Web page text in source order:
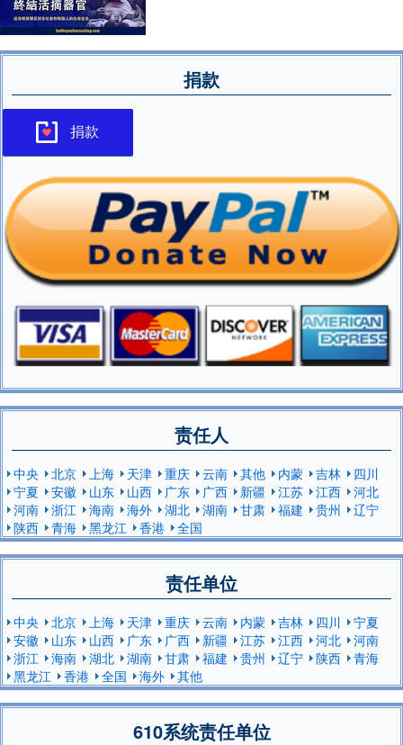
捐款
捐款
责任人
中央 北京 上海 天津 重庆 云南 其他 内蒙 吉林
四川
宁夏
安徽 山东 山西 广东 广西 新疆 江苏 江西
河北
河南
浙江 海南 海外 湖北 湖南 甘肃 福建 贵州
辽宁
陕西
青海 黑龙江 香港 全国
责任单位
中央 北京 上海 天津 重庆 云南 内蒙 吉林 四川
宁夏
安徽
山东 山西 广东 广西 新疆 江苏 江西 河北
河南
浙江
海南 湖北 湖南 甘肃 福建 贵州 辽宁 陕西
青海
黑龙江
香港 全国 海外 其他
610系统责任单位